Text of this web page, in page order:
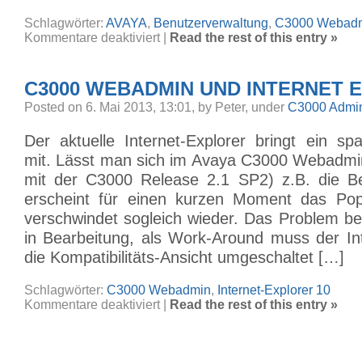
Schlagwörter: AVAYA, Benutzerverwaltung, C3000
Kommentare deaktiviertfür
Standard
User
im
Avaya
C3000
Read the rest of this entry »
C3000 WEBADMIN UND INTERNET
Posted on 6. Mai 2013, 13:01, by Peter, under C3000
Der aktuelle Internet-Explorer bringt ein
mit. Lässt man sich im Avaya C3000
mit der C3000 Release 2.1 SP2) z.B. die
erscheint für einen kurzen Moment das
verschwindet sogleich wieder. Das Problem
in Bearbeitung, als Work-Around muss der
die Kompatibilitäts-Ansicht umgeschaltet […]
Schlagwörter: C3000 Webadmin, Internet-Explorer 10
Kommentare deaktiviertfür
C3000Read the rest of this entry »